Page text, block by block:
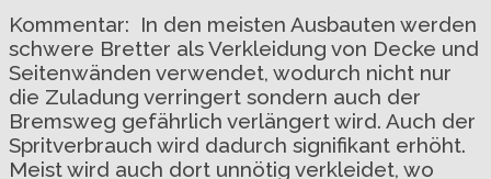
Kommentar: In den meisten Ausbauten werden
schwere Bretter als Verkleidung von Decke und
Seitenwänden verwendet, wodurch nicht nur
die Zuladung verringert sondern auch der
Bremsweg gefährlich verlängert wird. Auch der
Spritverbrauch wird dadurch signifikant erhöht.
Meist wird auch dort unnötig verkleidet, wo